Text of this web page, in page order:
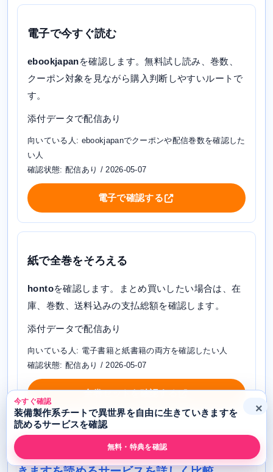
電子で今すぐ読む
ebookjapanを確認します。無料試し読み、巻数、
クーポン対象を見ながら購入判断しやすいルートで
す。
添付データで配信あり
向いている人: ebookjapanでクーポンや配信巻数を確認した
い人
確認状態: 配信あり / 2026-05-07
電子で確認する
紙で全巻をそろえる
hontoを確認します。まとめ買いしたい場合は、在
庫、巻数、送料込みの支払総額を確認します。
添付データで配信あり
向いている人: 電子書籍と紙書籍の両方を確認したい人
確認状態: 配信あり / 2026-05-07
全巻セットを確認する
装備製作系チートで異世界を自由に生きてい
今すぐ確認
装備製作系チートで異世界を自由に生きていきますを
読めるサービスを確認
無料・特典を確認
×